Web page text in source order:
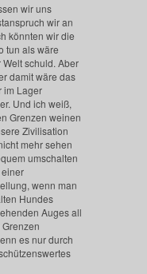
wir uns
wir an
könnten wir die
tun als wäre
schuld. Aber
damit wäre das
im Lager
Und ich weiß,
Grenzen weinen
Zivilisation
mehr sehen
umschalten
wenn man
Hundes
Auges all
es nur durch